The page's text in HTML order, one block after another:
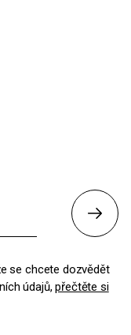
se chcete dozvědět
údajů,přečtěte si